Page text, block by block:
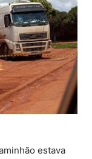
estava